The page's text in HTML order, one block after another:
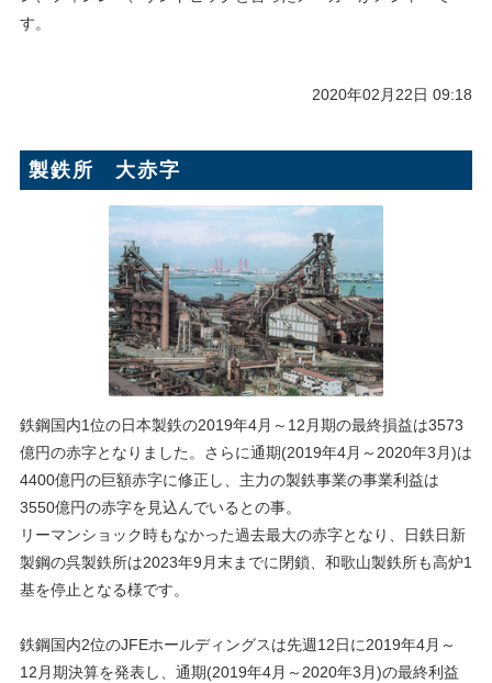
す。
2020年02月22日 09:18
製鉄所 大赤字
鉄鋼国内1位の日本製鉄の2019年4月～12月期の最終損益は3573
億円の赤字となりました。さらに通期(2019年4月～2020年3月)は
4400億円の巨額赤字に修正し、主力の製鉄事業の事業利益は
3550億円の赤字を見込んでいるとの事。
リーマンショック時もなかった過去最大の赤字となり、日鉄日新
製鋼の呉製鉄所は2023年9月末までに閉鎖、和歌山製鉄所も高炉1
基を停止となる様です。
鉄鋼国内2位のJFEホールディングスは先週12日に2019年4月～
12月期決算を発表し、通期(2019年4月～2020年3月)の最終利益